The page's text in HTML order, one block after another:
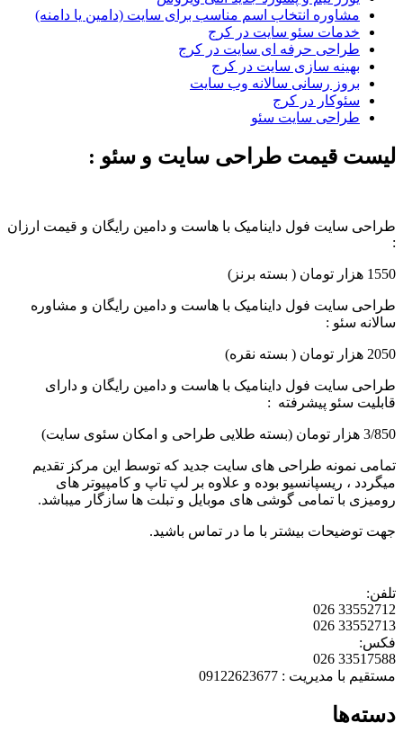
مشاوره انتخاب اسم مناسب برای سایت (دامین یا دامنه)
خدمات سئو سایت در کرج
طراحی حرفه ای سایت در کرج
بهینه سازی سایت در کرج
بروز رسانی سالانه وب سایت
سئوکار در کرج
طراحی سایت سئو
لیست قیمت طراحی سایت و سئو :
طراحی سایت فول داینامیک با هاست و دامین رایگان و قیمت ارزان
:
1550 هزار تومان ( بسته برنز)
طراحی سایت فول داینامیک با هاست و دامین رایگان و مشاوره
سالانه سئو :
2050 هزار تومان ( بسته نقره)
طراحی سایت فول داینامیک با هاست و دامین رایگان و دارای
قابلیت سئو پیشرفته :
3/850 هزار تومان (بسته طلایی طراحی و امکان سئوی سایت)
تمامی نمونه طراحی های سایت جدید که توسط این مرکز تقدیم
میگردد ، ریسپانسیو بوده و علاوه بر لپ تاپ و کامپیوتر های
رومیزی با تمامی گوشی های موبایل و تبلت ها سازگار میباشد.
جهت توضیحات بیشتر با ما در تماس باشید.
تلفن:
33552712 026
33552713 026
فکس:
33517588 026
مستقیم با مدیریت : 09122623677
دسته‌ها